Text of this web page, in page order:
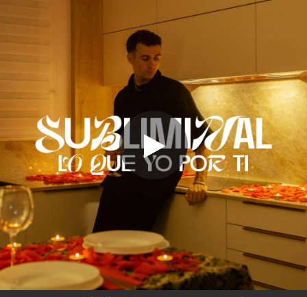
You're all set!
Lo que yo por ti